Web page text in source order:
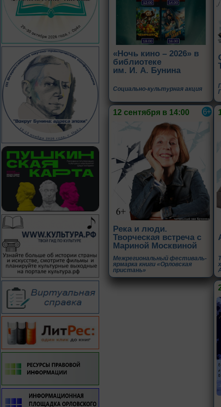
«Ночь кино – 2026» в
библиотеке
им. И. А. Бунина
Социально-культурная акция
12 сентября в 14:00
Река и люди.
Творческая встреча с
Мариной Москвиной
Межрегиональный фестиваль-
ярмарка книги «Орловская
пристань»